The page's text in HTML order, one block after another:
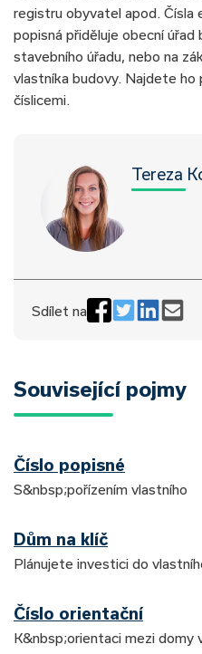
registru obyvatel apod. Čísla
popisná přiděluje obecní
stavebního úřadu, nebo na
vlastníka budovy. Najdete ho
číslicemi.
Tereza
Sdílet na
Související pojmy
Číslo popisné
S&nbsp;pořízením vlastního
Dům na klíč
Plánujete investici do
Číslo orientační
K&nbsp;orientaci mezi domy